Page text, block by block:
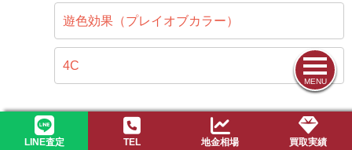
MENU
LINE査定 TEL 地金相場 買取実績
遊色効果（プレイオブカラー）
4C
ら行 ラピスラズリ